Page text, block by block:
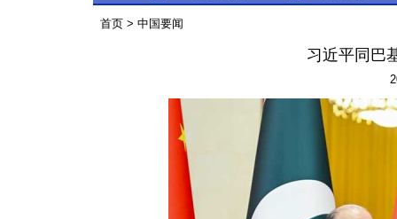
首页 > 中国要闻
习近平同巴